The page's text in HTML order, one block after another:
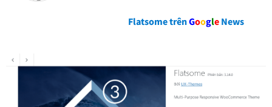
Flatsome trênGoogle News